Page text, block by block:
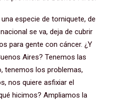
especie de torniquete, de
se va, deja de cubrir
para gente con cáncer. ¿Y
Aires? Tenemos las
tenemos los problemas,
nos quiere asfixiar el
hicimos? Ampliamos la